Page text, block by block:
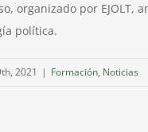
organizado por
política.
2021 | Formación, Noticias